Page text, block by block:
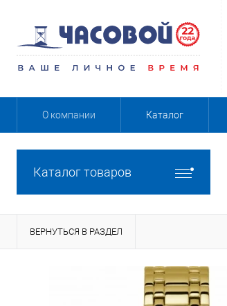
О компании Каталог
Каталог товаров
ВЕРНУТЬСЯ В РАЗДЕЛ